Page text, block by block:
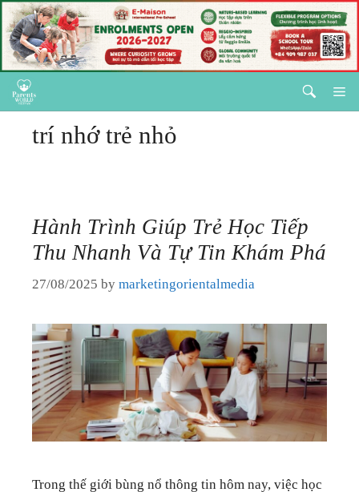
Skip
to
content
NUÔI DẠY TRẺ
SỨC KHOẺ
LÀM ĐẸP & CHĂM SÓC BẢN THÂN
GIÁO DỤC
KỲ NGHỈ & ĐIỂM ĐẾN
HÔN NHÂN
GIA ĐÌNH
NUÔI DẠY TRẺ
SỨC KHOẺ
GIÁO DỤC
LIÊN HỆ
trí nhớ trẻ nhỏ
Hành Trình Giúp Trẻ Học Tiếp
Thu Nhanh Và Tự Tin Khám Phá
27/08/2025 by marketingorientalmedia
Trong thế giới bùng nổ thông tin hôm nay, việc học